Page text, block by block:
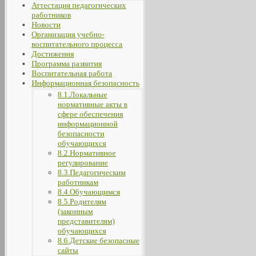
Аттестация педагогических
работников
Новости
Организация учебно-
воспитательного процесса
Достижения
Программа развития
Воспитательная работа
Информационная безопасность
8.1.Локальные
нормативные акты в
сфере обеспечения
информационной
безопасности
обучающихся
8.2.Нормативное
регулирование
8.3.Педагогическим
работникам
8.4.Обучающимся
8.5.Родителям
(законным
представителям)
обучающихся
8.6.Детские безопасные
сайты